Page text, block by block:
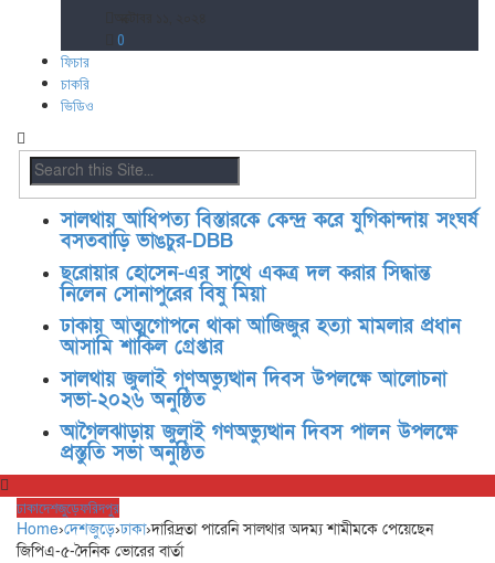
0
ফিচার
চাকরি
ভিডিও
সালথায় আধিপত্য বিস্তারকে কেন্দ্র করে যুগিকান্দায় সংঘর্ষ
বসতবাড়ি ভাঙচুর-DBB
ছরোয়ার হোসেন-এর সাথে একত্র দল করার সিদ্ধান্ত
নিলেন সোনাপুরের বিষু মিয়া
ঢাকায় আত্মগোপনে থাকা আজিজুর হত্যা মামলার প্রধান
আসামি শাকিল গ্রেপ্তার
সালথায় জুলাই গণঅভ্যুত্থান দিবস উপলক্ষে আলোচনা
সভা-২০২৬ অনুষ্ঠিত
আগৈলঝাড়ায় জুলাই গণঅভ্যুত্থান দিবস পালন উপলক্ষে
প্রস্তুতি সভা অনুষ্ঠিত
ঢাকাদেশজুড়েফরিদপুর
Home›দেশজুড়ে›ঢাকা›দা‌রিদ্রতা পা‌রেনি সালথার অদম্য শামীমকে পে‌য়ে‌ছেন
জি‌পিএ-৫-দৈনিক ভোরের বার্তা